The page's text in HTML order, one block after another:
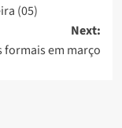
(05)
Next:
formais em março